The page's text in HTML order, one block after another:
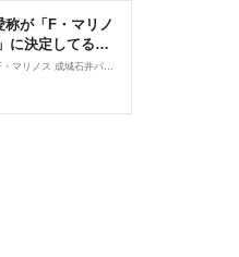
が「F・マリノ
に決定してる。
: 大和とぴっく-大和ゆとりの森の愛称が「F・マリノス 成城石井パーク」に決定しています。（市内で見つけた掲示板の写真）以前の記事で愛称が導入されることは紹介していました。大和市HP↓ 上記によると、大和ゆとりの森の愛称が「F・マリノス 成城石井パーク」に決定したとのこと。愛称使